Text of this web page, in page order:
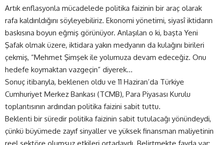
Artık enflasyonla mücadelede politika faizinin bir araç olarak
rafa kaldırıldığını söyleyebiliriz. Ekonomi yönetimi, siyasî iktidarın
baskısına boyun eğmiş görünüyor. Anlaşılan o ki, başta Yeni
Şafak olmak üzere, iktidara yakın medyanın da kulağını birileri
çekmiş, “Mehmet Şimşek ile yolumuza devam edeceğiz. Onu
hedefe koymaktan vazgeçin” diyerek…
Sonuç itibarıyla, beklenen oldu ve 11 Haziran’da Türkiye
Cumhuriyet Merkez Bankası (TCMB), Para Piyasası Kurulu
toplantısının ardından politika faizini sabit tuttu.
Beklenti bir süredir politika faizinin sabit tutulacağı yönündeydi,
çünkü büyümede zayıf sinyaller ve yüksek finansman maliyetinin
reel sektöre olumsuz etkileri ortadaydı. Belirtmekte fayda var;